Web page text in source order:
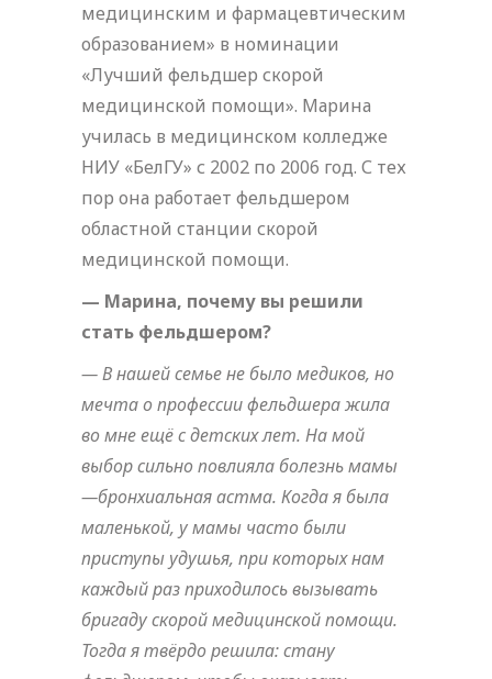
медицинским и фармацевтическим
образованием» в номинации
«Лучший фельдшер скорой
медицинской помощи». Марина
училась в медицинском колледже
НИУ «БелГУ» с 2002 по 2006 год. С тех
пор она работает фельдшером
областной станции скорой
медицинской помощи.
— Марина, почему вы решили
стать фельдшером?
— В нашей семье не было медиков, но
мечта о профессии фельдшера жила
во мне ещё с детских лет. На мой
выбор сильно повлияла болезнь мамы
—бронхиальная астма. Когда я была
маленькой, у мамы часто были
приступы удушья, при которых нам
каждый раз приходилось вызывать
бригаду скорой медицинской помощи.
Тогда я твёрдо решила: стану